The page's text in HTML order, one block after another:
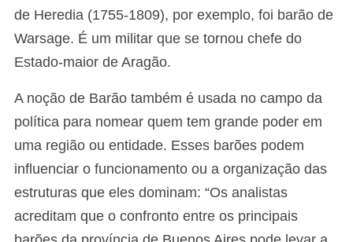
de Heredia (1755-1809), por exemplo, foi barão de
Warsage. É um militar que se tornou chefe do
Estado-maior de Aragão.
A noção de Barão também é usada no campo da
política para nomear quem tem grande poder em
uma região ou entidade. Esses barões podem
influenciar o funcionamento ou a organização das
estruturas que eles dominam: “Os analistas
acreditam que o confronto entre os principais